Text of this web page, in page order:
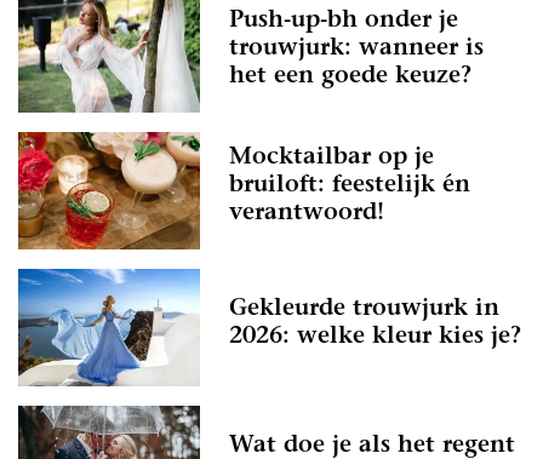
Push-up-bh onder je
trouwjurk: wanneer is
het een goede keuze?
Mocktailbar op je
bruiloft: feestelijk én
verantwoord!
Gekleurde trouwjurk in
2026: welke kleur kies je?
Wat doe je als het regent